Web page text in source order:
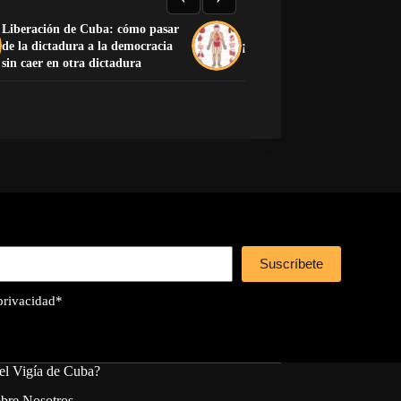
Liberación de Cuba: cómo pasar
de la dictadura a la democracia
sin caer en otra dictadura
¡Preciosa la anatomía
Suscríbete
*
Vigía de Cuba?